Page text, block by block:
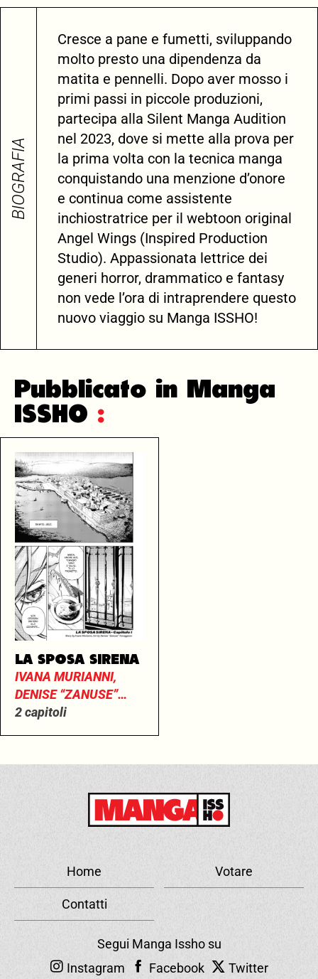
BIOGRAFIA
Cresce a pane e fumetti, sviluppando
molto presto una dipendenza da
matita e pennelli. Dopo aver mosso i
primi passi in piccole produzioni,
partecipa alla Silent Manga Audition
nel 2023, dove si mette alla prova per
la prima volta con la tecnica manga
conquistando una menzione d’onore
e continua come assistente
inchiostratrice per il webtoon original
Angel Wings (Inspired Production
Studio). Appassionata lettrice dei
generi horror, drammatico e fantasy
non vede l’ora di intraprendere questo
nuovo viaggio su Manga ISSHO!
Pubblicato in Manga
ISSHO :
LA SPOSA SIRENA
IVANA MURIANNI,
DENISE “ZANUSE”
CORAGGIOSO
2 capitoli
Home Votare
Contatti
Segui Manga Issho su
Instagram
Facebook Twitter